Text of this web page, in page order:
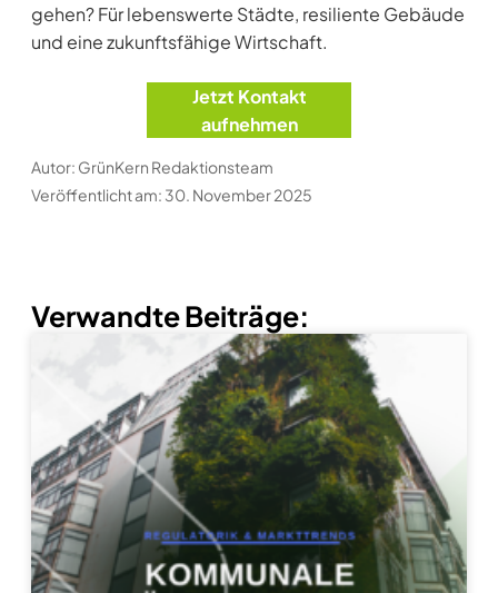
gehen? Für lebenswerte Städte, resiliente Gebäude
und eine zukunftsfähige Wirtschaft.
Jetzt Kontakt
aufnehmen
Autor: GrünKern Redaktionsteam
Veröffentlicht am: 30. November 2025
Verwandte Beiträge: